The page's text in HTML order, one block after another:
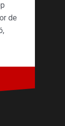
de